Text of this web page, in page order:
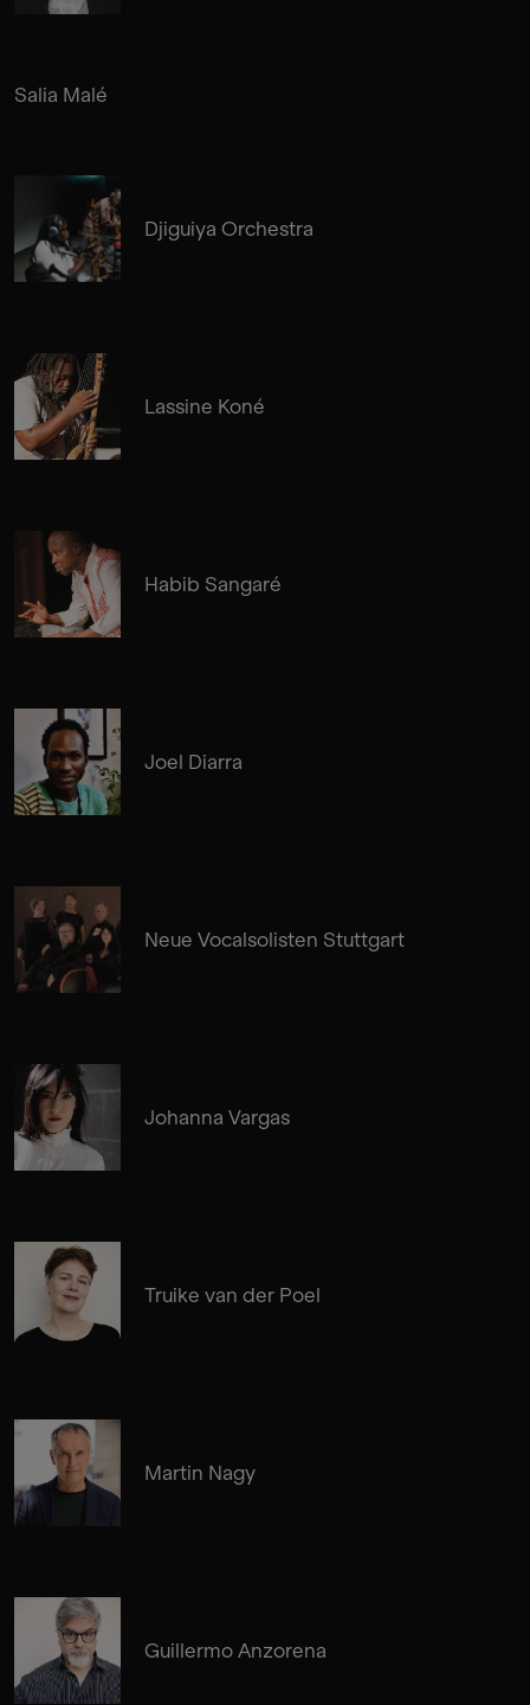
Salia Malé
Djiguiya Orchestra
Lassine Koné
Habib Sangaré
Joel Diarra
Neue Vocalsolisten Stuttgart
Johanna Vargas
Truike van der Poel
Martin Nagy
Guillermo Anzorena